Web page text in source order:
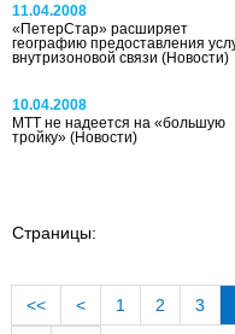
11.04.2008
«ПетерСтар» расширяет
географию предоставления
внутризоновой связи (Новости)
10.04.2008
МТТ не надеется на «большую
тройку» (Новости)
Страницы:
<< < 1 2 3